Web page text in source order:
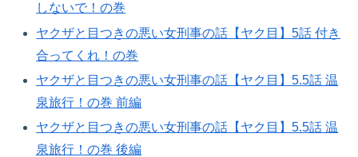
しないで！の巻​
ヤクザと目つきの悪い女刑事の話【ヤク目】5話 付き
合ってくれ！の巻
ヤクザと目つきの悪い女刑事の話【ヤク目】5.5話 温
泉旅行！の巻 前編
ヤクザと目つきの悪い女刑事の話【ヤク目】5.5話 温
泉旅行！の巻 後編